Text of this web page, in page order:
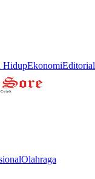
HidupEkonomiEditorial
Olahraga